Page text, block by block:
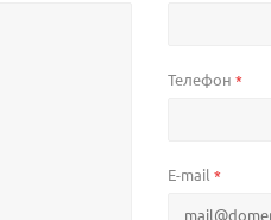
Телефон *
E-mail *